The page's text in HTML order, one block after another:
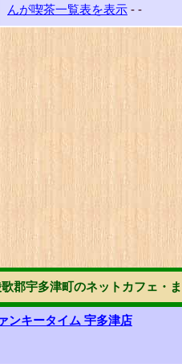
んが喫茶一覧表を表示 - -
郡宇多津町のネットカフェ・
ンキータイム 宇多津店